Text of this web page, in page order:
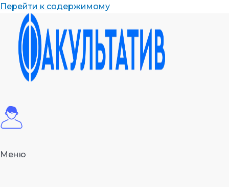
Перейти к содержимому
Меню